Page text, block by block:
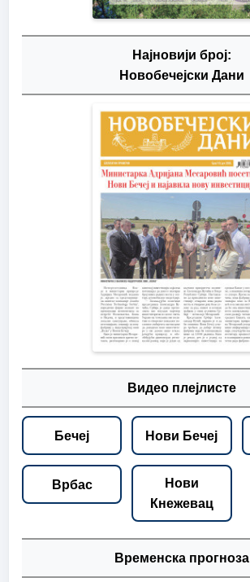
Најновији број:
Новобечејски Дани
Видео плејлисте
Бечеј Нови Бечеј
Врбас
Нови
Кнежевац
Временска прогноза